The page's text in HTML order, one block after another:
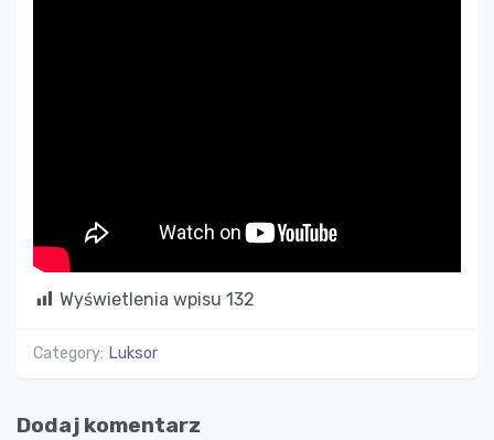
Wyświetlenia wpisu 132
Category: Luksor
Dodaj komentarz